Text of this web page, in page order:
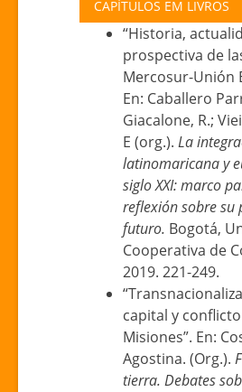
CAPÍTULOS EM LIVROS
“Historia,
prospectiva de
Mercosur-Unión
En: Caballero
Giacalone, R.;
E (org.). La
latinomaricana y
siglo XXI: marco
reflexión sobre su
futuro. Bogotá,
Cooperativa de
2019. 221-249.
capital y
Misiones”. En:
Agostina. (Org.).
tierra. Debates